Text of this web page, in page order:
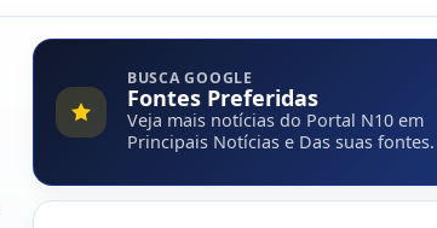
BUSCA GOOGLE
Fontes Preferidas
Veja mais notícias do Portal N10 em
Principais Notícias e Das suas fontes.